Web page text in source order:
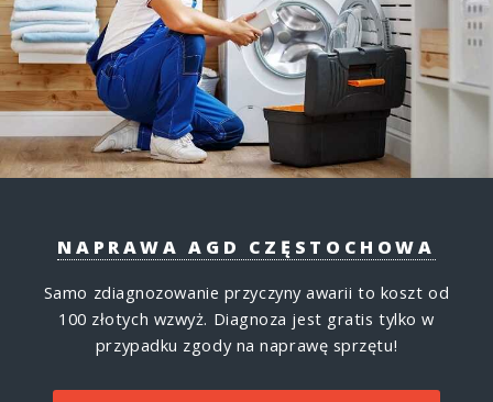
NAPRAWA AGD CZĘSTOCHOWA
Samo zdiagnozowanie przyczyny awarii to koszt od
100 złotych wzwyż. Diagnoza jest gratis tylko w
przypadku zgody na naprawę sprzętu!